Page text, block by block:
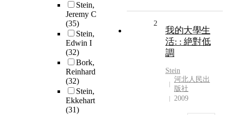
Stein,
Jeremy C
(35)
Stein,
Edwin I
(32)
Bork,
Reinhard
(32)
Stein,
Ekkehart
(31)
2
我的大學生
活: : 絶對低
調
Stein
河北人民出
版社
2009